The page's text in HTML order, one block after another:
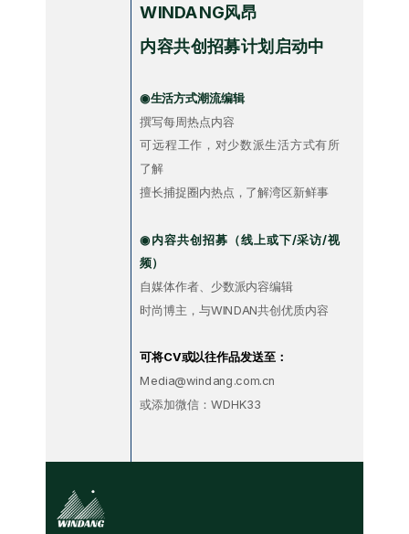
WINDANG风昂
内容共创招募计划启动中
◉生活方式潮流编辑
撰写每周热点内容
可远程工作，对少数派生活方式有所
了解
擅长捕捉圈内热点，了解湾区新鲜事
◉内容共创招募（线上或下/采访/视
频）
自媒体作者、少数派内容编辑
时尚博主，与WINDAN共创优质内容
可将CV或以往作品发送至：
Media@windang.com.cn
或添加微信：WDHK33